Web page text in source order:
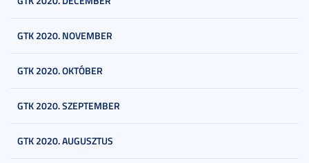
GTK 2020. NOVEMBER
GTK 2020. OKTÓBER
GTK 2020. SZEPTEMBER
GTK 2020. AUGUSZTUS